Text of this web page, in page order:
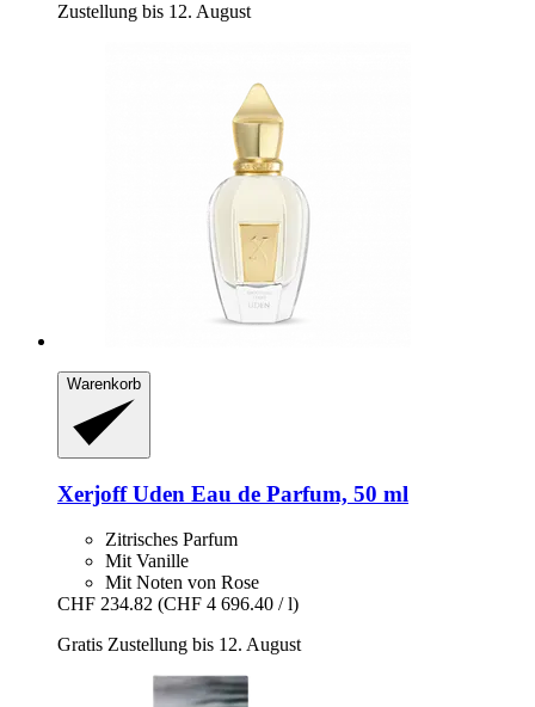
Zustellung bis 12. August
Warenkorb
XerjoffUden Eau de Parfum, 50 ml
Zitrisches Parfum
Mit Vanille
Mit Noten von Rose
CHF 234.82 (CHF 4 696.40 / l)
Gratis Zustellung bis 12. August